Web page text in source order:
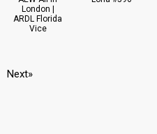
London |
ARDL Florida
Vice
Next»